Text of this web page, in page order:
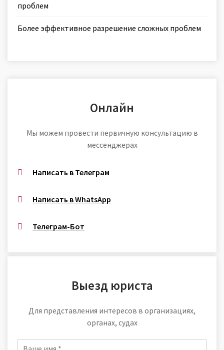
проблем
Более эффективное разрешение сложных проблем
Онлайн
Мы можем провести первичную консультацию в
мессенджерах
Написать в Телеграм
Написать в WhatsApp
Телеграм-Бот
Выезд юриста
Для представления интересов в организациях,
органах, судах